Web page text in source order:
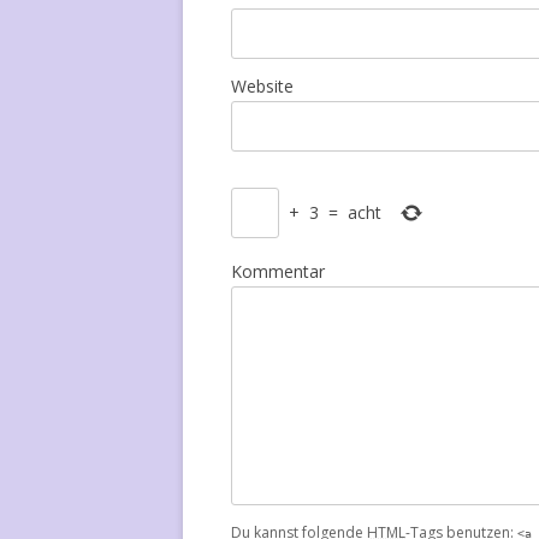
Website
+ 3 = acht
Kommentar
Du kannst folgende HTML-Tags benutzen: <a